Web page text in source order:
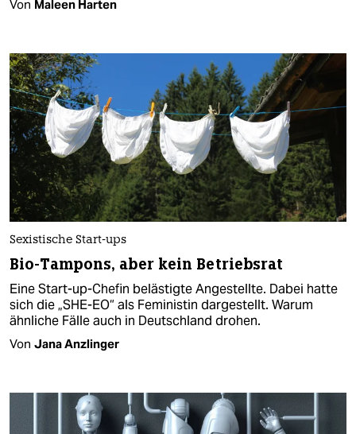
Von Maleen Harten
Sexistische Start-ups
Bio-Tampons, aber kein Betriebsrat
Eine Start-up-Chefin belästigte Angestellte. Dabei hatte
sich die „SHE-EO“ als Feministin dargestellt. Warum
ähnliche Fälle auch in Deutschland drohen.
Von Jana Anzlinger